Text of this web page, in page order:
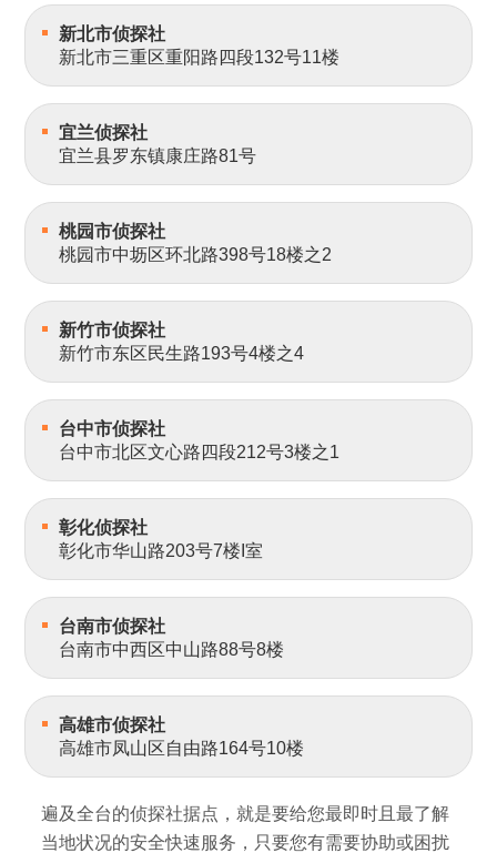
新北市侦探社
新北市三重区重阳路四段132号11楼
宜兰侦探社
宜兰县罗东镇康庄路81号
桃园市侦探社
桃园市中坜区环北路398号18楼之2
新竹市侦探社
新竹市东区民生路193号4楼之4
台中市侦探社
台中市北区文心路四段212号3楼之1
彰化侦探社
彰化市华山路203号7楼I室
台南市侦探社
台南市中西区中山路88号8楼
高雄市侦探社
高雄市凤山区自由路164号10楼
遍及全台的侦探社据点，就是要给您最即时且最了解
当地状况的安全快速服务，只要您有需要协助或困扰